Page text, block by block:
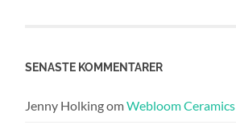
SENASTE KOMMENTARER
Jenny HolkingomWebloom Ceramics